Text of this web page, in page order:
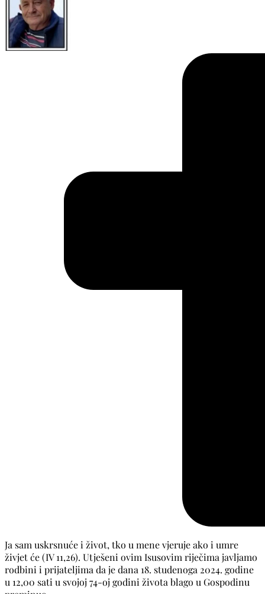
Ja sam uskrsnuće i život, tko u mene vjeruje ako i umre
živjet će (IV 11,26). Utješeni ovim Isusovim riječima javljamo
rodbini i prijateljima da je dana 18. studenoga 2024. godine
u 12,00 sati u svojoj 74-oj godini života blago u Gospodinu